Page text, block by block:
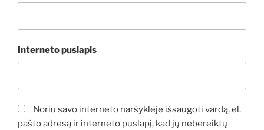
Interneto puslapis
Noriu savo interneto naršyklėje išsaugoti vardą, el.
pašto adresą ir interneto puslapį, kad jų nebereiktų